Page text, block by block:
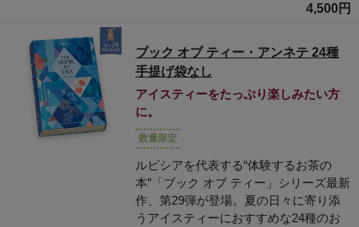
4,500円
ブック オブ ティー・アンネテ 24種
手提げ袋なし
アイスティーをたっぷり楽しみたい方
に。
数量限定
ルピシアを代表する“体験するお茶の
本”「ブック オブ ティー」シリーズ最新
作、第29弾が登場。夏の日々に寄り添
うアイスティーにおすすめな24種のお